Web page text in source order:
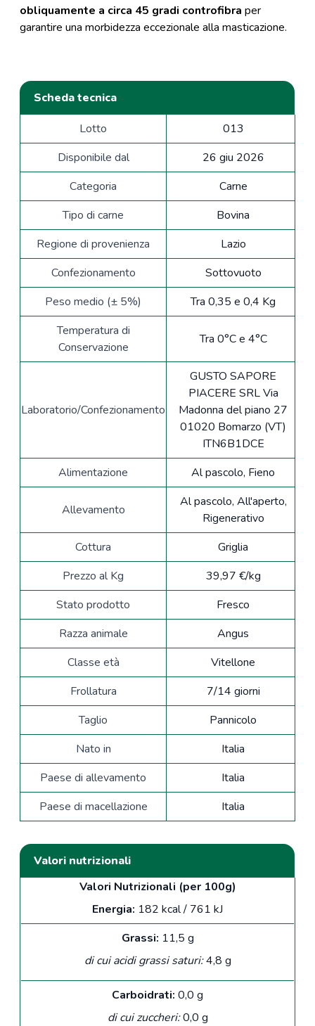
obliquamente a circa 45 gradi controfibra per
garantire una morbidezza eccezionale alla masticazione.
Scheda tecnica
Lotto
013
Disponibile dal
26 giu 2026
Categoria
Carne
Tipo di carne
Bovina
Regione di provenienza
Lazio
Confezionamento
Sottovuoto
Peso medio (± 5%)
Tra 0,35 e 0,4 Kg
Temperatura di
Conservazione
Tra 0°C e 4°C
Laboratorio/Confezionamento
GUSTO SAPORE
PIACERE SRL Via
Madonna del piano 27
01020 Bomarzo (VT)
ITN6B1DCE
Alimentazione
Al pascolo, Fieno
Allevamento
Al pascolo, All'aperto,
Rigenerativo
Cottura
Griglia
Prezzo al Kg
39,97 €/kg
Stato prodotto
Fresco
Razza animale
Angus
Classe età
Vitellone
Frollatura
7/14 giorni
Taglio
Pannicolo
Nato in
Italia
Paese di allevamento
Italia
Paese di macellazione
Italia
Valori nutrizionali
Valori Nutrizionali (per 100g)
Energia: 182 kcal / 761 kJ
Grassi: 11,5 g
di cui acidi grassi saturi:4,8 g
Carboidrati: 0,0 g
di cui zuccheri:0,0 g